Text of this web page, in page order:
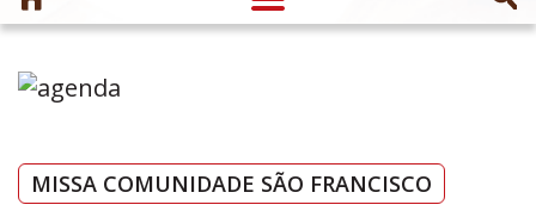
MISSA COMUNIDADE SÃO FRANCISCO